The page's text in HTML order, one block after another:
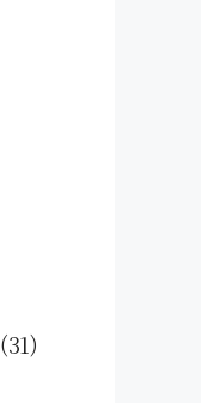
(31)